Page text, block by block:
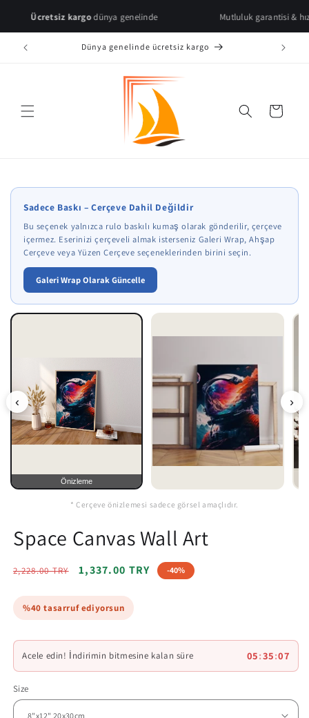
content
kargodünya genelinde Mutluluk garantisi & hızlı
Dünya genelinde ücretsiz kargo
Cart
Sadece Baskı – Çerçeve Dahil Değildir
Bu seçenek yalnızca rulo baskılı kumaş olarak gönderilir, çerçeve
içermez. Eserinizi çerçeveli almak isterseniz Galeri Wrap, Ahşap
Çerçeve veya Yüzen Çerçeve seçeneklerinden birini seçin.
Galeri Wrap Olarak Güncelle
‹ ›
Önizleme
* Çerçeve önizlemesi sadece görsel amaçlıdır.
Space Canvas Wall Art
Regular
2,228.00 TRY
Sale
1,337.00 TRY -40%
%40 tasarruf ediyorsun
Acele edin! İndirimin bitmesine kalan süre 05:35:05
Size